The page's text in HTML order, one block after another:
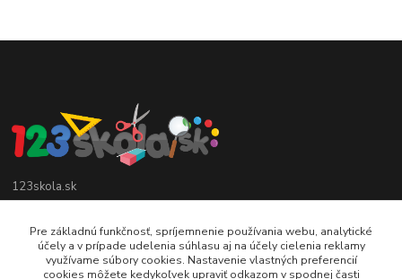
123skola.sk
0905 990 696
jan@123obec.sk
Pre základnú funkčnosť, spríjemnenie používania webu, analytické
účely a v prípade udelenia súhlasu aj na účely cielenia reklamy
využívame súbory cookies. Nastavenie vlastných preferencií
cookies môžete kedykoľvek upraviť odkazom v spodnej časti